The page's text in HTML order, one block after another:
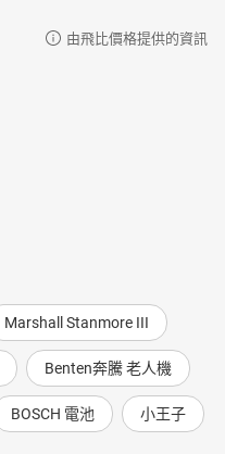
由飛比價格提供的資訊
Marshall Stanmore III
Benten奔騰 老人機
BOSCH 電池 小王子